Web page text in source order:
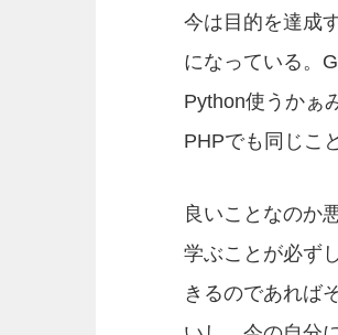
今は目的を達成
になっている。
Python使うかぁ
PHPでも同じこ
良いことなのか
学ぶことが必ず
きるのであれば